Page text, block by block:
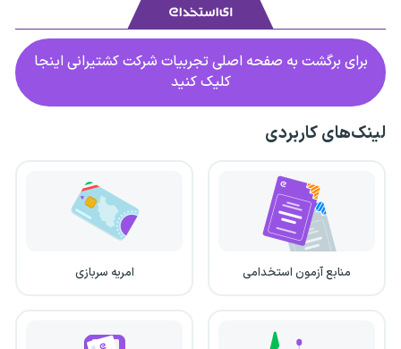
برای برگشت به صفحه اصلی تجربیات شرکت کشتیرانی اینجا
کلیک کنید
لینک‌های کاربردی
منابع آزمون استخدامی امریه سربازی